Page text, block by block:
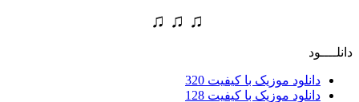
♫ ♫ ♫
دانلــــود
دانلود موزیک با کیفیت 320
دانلود موزیک با کیفیت 128